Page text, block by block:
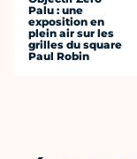
Palu : une
exposition en
plein air sur les
grilles du square
Paul Robin